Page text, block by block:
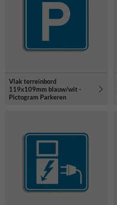
Vlak terreinbord
119x109mm blauw/wit -
Pictogram Parkeren